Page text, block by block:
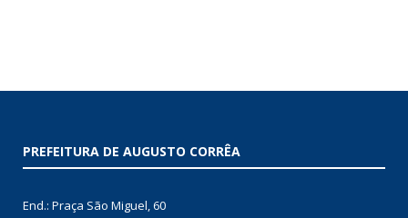
PREFEITURA DE AUGUSTO CORRÊA
End.: Praça São Miguel, 60